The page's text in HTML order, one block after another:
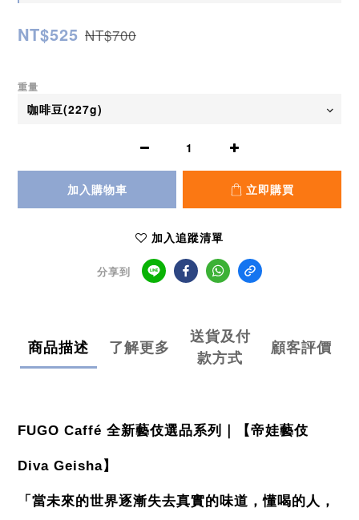
NT$525 NT$700
重量
加入購物車 立即購買
加入追蹤清單
分享到
商品描述 了解更多
送貨及付
款方式
顧客評價
FUGO Caffé 全新藝伎選品系列｜【帝娃藝伎
Diva Geisha】
「當未來的世界逐漸失去真實的味道，懂喝的人，